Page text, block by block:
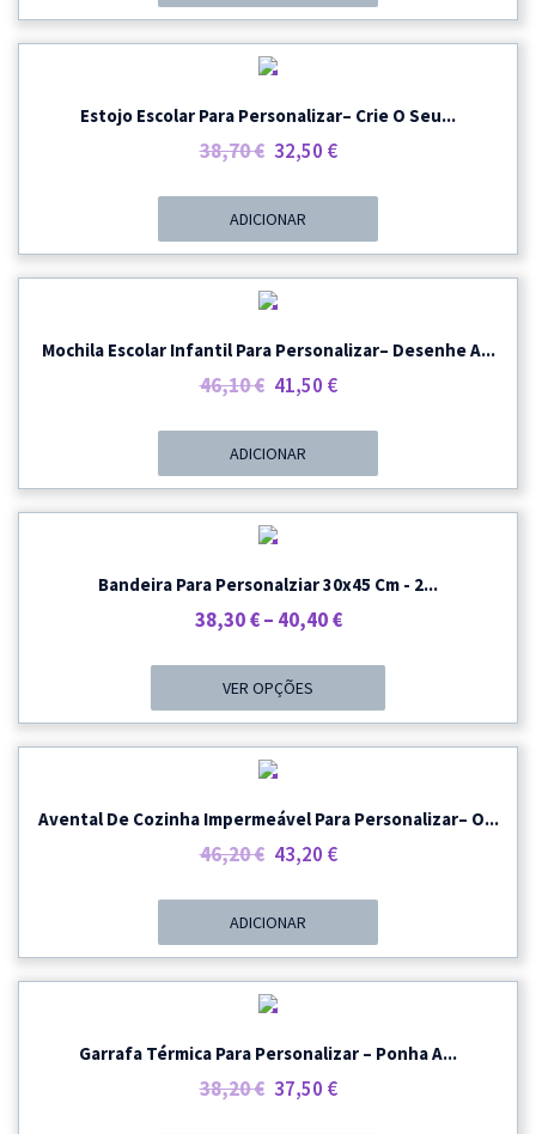
Estojo Escolar Para Personalizar– Crie O Seu...
38,70€ O
Original
Era:
38,70 €.
32,50 €O
É:
32,50 €.
ADICIONAR
Mochila Escolar Infantil Para Personalizar– Desenhe A...
46,10€ O
Original
Era:
46,10 €.
41,50 €O
É:
41,50 €.
ADICIONAR
Bandeira Para Personalziar 30x45 Cm - 2...
38,30€ – 40,40€Price
Through
40,40 €
VER OPÇÕES
Avental De Cozinha Impermeável Para Personalizar– O...
46,20€ O
Original
Era:
46,20 €.
43,20 €O
É:
43,20 €.
ADICIONAR
Garrafa Térmica Para Personalizar – Ponha A...
38,20€ O
37,50 €O